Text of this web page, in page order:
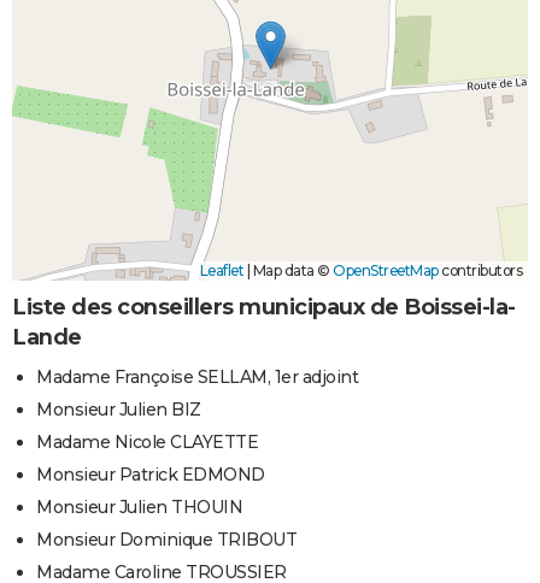
Leaflet Map data © OpenStreetMapcontributors
Liste des conseillers municipaux de Boissei-la-
Lande
Madame Françoise SELLAM, 1er adjoint
Monsieur Julien BIZ
Madame Nicole CLAYETTE
Monsieur Patrick EDMOND
Monsieur Julien THOUIN
Monsieur Dominique TRIBOUT
Madame Caroline TROUSSIER